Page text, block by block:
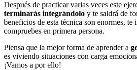
Después de practicar varias veces este
terminarás integrándolo y te saldrá de
beneficios de esta técnica son enormes, te
compruebes en primera persona.
Piensa que la mejor forma de aprender a
es viviendo situaciones con carga
¡Vamos a por ello!